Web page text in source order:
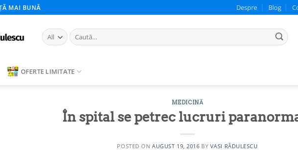
MAI BUNĂ Despre Blog
Caută
după:
OFERTE LIMITATE
MEDICINĂ
În spital se petrec lucruri
POSTED ONAUGUST 19, 2016 BY VASI RĂDULESCU